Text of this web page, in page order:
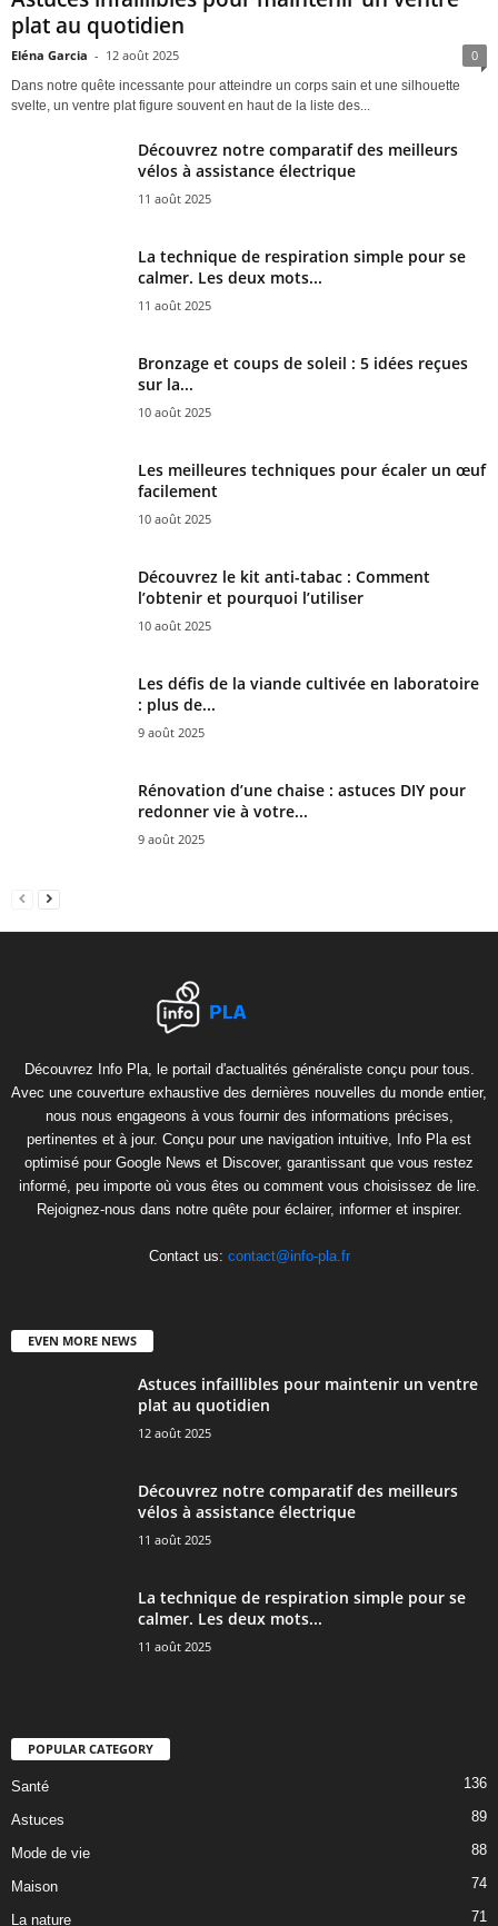
plat au quotidien
Eléna Garcia - 12 août 2025 0
Dans notre quête incessante pour atteindre un corps sain et une silhouette
svelte, un ventre plat figure souvent en haut de la liste des...
Découvrez notre comparatif des meilleurs
vélos à assistance électrique
11 août 2025
La technique de respiration simple pour se
calmer. Les deux mots...
11 août 2025
Bronzage et coups de soleil : 5 idées reçues
sur la...
10 août 2025
Les meilleures techniques pour écaler un œuf
facilement
10 août 2025
Découvrez le kit anti-tabac : Comment
l’obtenir et pourquoi l’utiliser
10 août 2025
Les défis de la viande cultivée en laboratoire
: plus de...
9 août 2025
Rénovation d’une chaise : astuces DIY pour
redonner vie à votre...
9 août 2025
Découvrez Info Pla, le portail d'actualités généraliste conçu pour tous.
Avec une couverture exhaustive des dernières nouvelles du monde entier,
nous nous engageons à vous fournir des informations précises,
pertinentes et à jour. Conçu pour une navigation intuitive, Info Pla est
optimisé pour Google News et Discover, garantissant que vous restez
informé, peu importe où vous êtes ou comment vous choisissez de lire.
Rejoignez-nous dans notre quête pour éclairer, informer et inspirer.
Contact us: contact@info-pla.fr
EVEN MORE NEWS
Astuces infaillibles pour maintenir un ventre
plat au quotidien
12 août 2025
Découvrez notre comparatif des meilleurs
vélos à assistance électrique
11 août 2025
La technique de respiration simple pour se
calmer. Les deux mots...
11 août 2025
POPULAR CATEGORY
Santé 136
Astuces 89
Mode de vie 88
Maison 74
La nature 71